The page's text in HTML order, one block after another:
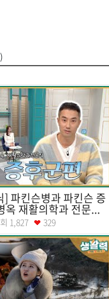
] 파킨슨병과 파킨슨 증
옥 재활의학과 전문...
1,827 329